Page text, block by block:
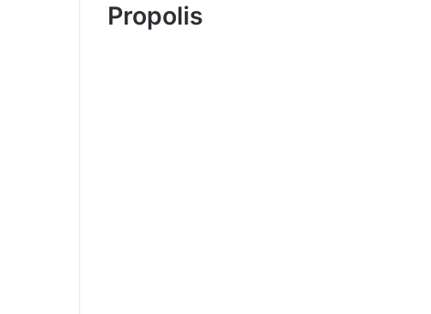
Propolis